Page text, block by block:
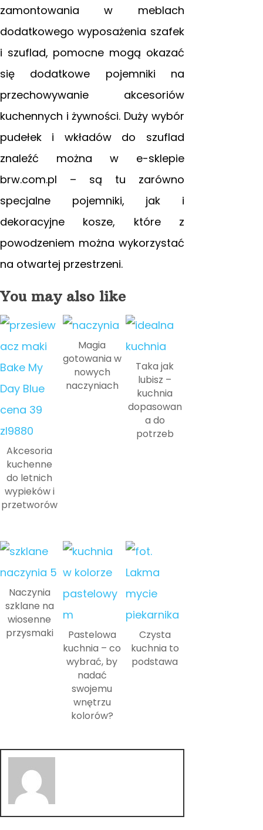
zamontowania w meblach
dodatkowego wyposażenia szafek
i szuflad, pomocne mogą okazać
się dodatkowe pojemniki na
przechowywanie akcesoriów
kuchennych i żywności. Duży wybór
pudełek i wkładów do szuflad
znaleźć można w e-sklepie
brw.com.pl – są tu zarówno
specjalne pojemniki, jak i
dekoracyjne kosze, które z
powodzeniem można wykorzystać
na otwartej przestrzeni.
You may also like
Akcesoria
kuchenne
do letnich
wypieków i
przetworów
Magia
gotowania w
nowych
naczyniach
Taka jak
lubisz –
kuchnia
dopasowan
a do
potrzeb
Naczynia
szklane na
wiosenne
przysmaki
Pastelowa
kuchnia – co
wybrać, by
nadać
swojemu
wnętrzu
kolorów?
Czysta
kuchnia to
podstawa